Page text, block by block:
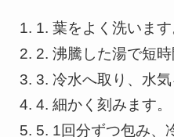
1. 葉をよく洗います
2. 沸騰した湯で短時
3. 冷水へ取り、水気
4. 細かく刻みます。
5. 1回分ずつ包み、